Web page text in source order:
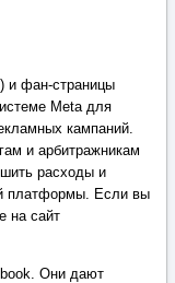
и фан-страницы
Meta для
кампаний.
и арбитражникам
расходы и
платформы. Если вы
на сайт
Они дают